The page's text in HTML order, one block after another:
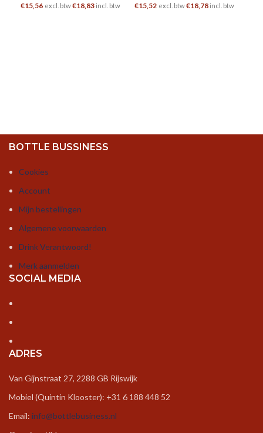
€15,56 excl. btw€18,83 incl. btw €15,52 excl. btw€18,78 incl. btw
BOTTLE BUSSINESS
Cookies
Account
Mijn bestellingen
Algemene voorwaarden
Drink Verantwoord!
Merk aanmelden
SOCIAL MEDIA
ADRES
Van Gijnstraat 27, 2288 GB Rijswijk
Mobiel (Quintin Klooster): +31 6 188 448 52
Email: info@bottlebusiness.nl